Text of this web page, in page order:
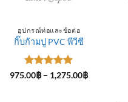
อุปกรณ์ท่อและข้อต่อ
กิ๊บก้ามปู PVC พีวีซี
ให้คะแนน
975.00฿ – 1,275.00฿Price